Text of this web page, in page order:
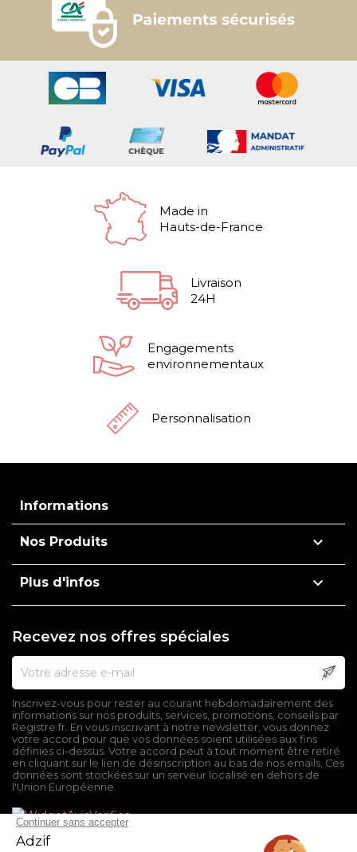
Made in
Hauts-de-France
Livraison
24H
Engagements
environnementaux
Personnalisation
Informations
Nos Produits 
Plus d'infos 
Recevez nos offres spéciales
Inscrivez-vous pour rester au courant hebdomadairement des
informations sur nos produits, services, promotions, conseils par
Registre.fr. En vous inscrivant à notre newsletter, vous donnez
votre accord pour que vos données soient utilisées aux fins
définies ci-dessus. Votre accord peut à tout moment être retiré
en cliquant sur le lien de désinscription au bas de nos emails. Ces
données sont stockées sur un serveur localisé en dehors de
l'Union Européenne.